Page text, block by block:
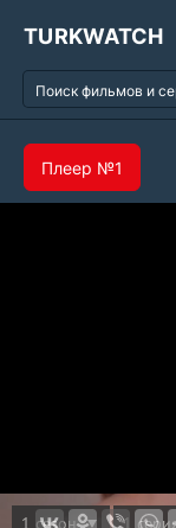
TURKWATCH
Плеер №1